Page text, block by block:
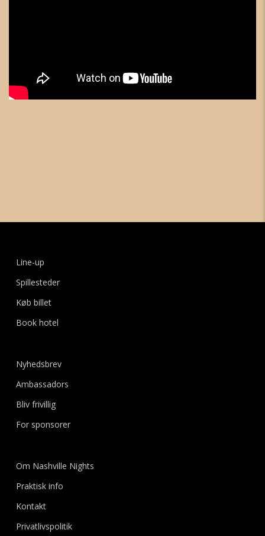
Line-up
Spillesteder
Køb billet
Book hotel
Nyhedsbrev
Ambassadors
Bliv frivillig
For sponsorer
Om Nashville Nights
Praktisk info
Kontakt
Privatlivspolitik